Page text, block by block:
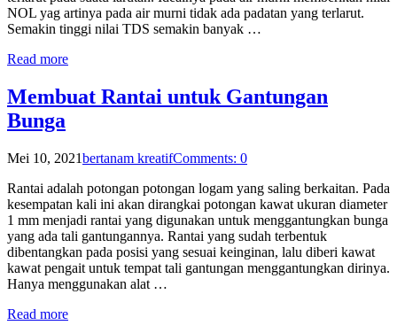
NOL yag artinya pada air murni tidak ada padatan yang terlarut.
Semakin tinggi nilai TDS semakin banyak …
Read more
Membuat Rantai untuk Gantungan
Bunga
Mei 10, 2021bertanam kreatifComments: 0
Rantai adalah potongan potongan logam yang saling berkaitan. Pada
kesempatan kali ini akan dirangkai potongan kawat ukuran diameter
1 mm menjadi rantai yang digunakan untuk menggantungkan bunga
yang ada tali gantungannya. Rantai yang sudah terbentuk
dibentangkan pada posisi yang sesuai keinginan, lalu diberi kawat
kawat pengait untuk tempat tali gantungan menggantungkan dirinya.
Hanya menggunakan alat …
Read more